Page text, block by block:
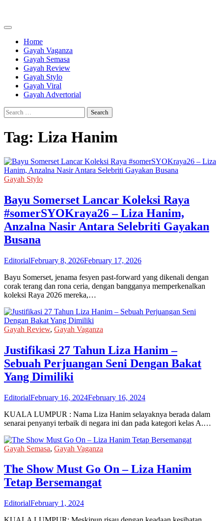
content
Home
Gayah Vaganza
Gayah Semasa
Gayah Review
Gayah Stylo
Gayah Viral
Gayah Advertorial
Search
for:
Tag: Liza Hanim
Gayah Stylo
Bayu Somerset Lancar Koleksi Raya
#somerSYOKraya26 – Liza Hanim,
Anzalna Nasir Antara Selebriti Gayakan
Busana
EditorialFebruary 8, 2026February 17, 2026
Bayu Somerset, jenama fesyen past-forward yang dikenali dengan
corak terang dan rona ceria, dengan bangganya memperkenalkan
koleksi Raya 2026 mereka,…
Gayah Review, Gayah Vaganza
Justifikasi 27 Tahun Liza Hanim –
Sebuah Perjuangan Seni Dengan Bakat
Yang Dimiliki
EditorialFebruary 16, 2024February 16, 2024
KUALA LUMPUR : Nama Liza Hanim selayaknya berada dalam
senarai penyanyi terbaik di negara ini dan pada kategori kelas A.…
Gayah Semasa, Gayah Vaganza
The Show Must Go On – Liza Hanim
Tetap Bersemangat
EditorialFebruary 1, 2024